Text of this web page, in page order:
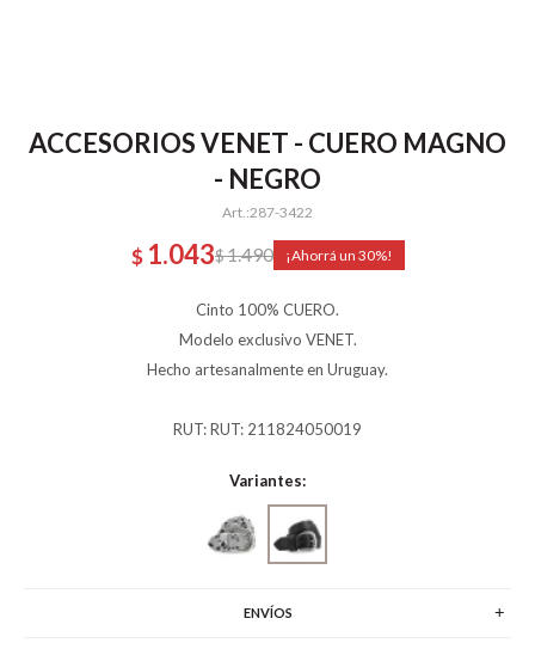
ACCESORIOS VENET - CUERO MAGNO
- NEGRO
287-3422
$ 1.043$1.490 30
Cinto 100% CUERO.
Modelo exclusivo VENET.
Hecho artesanalmente en Uruguay.
RUT: RUT: 211824050019
Variantes:
ENVÍOS